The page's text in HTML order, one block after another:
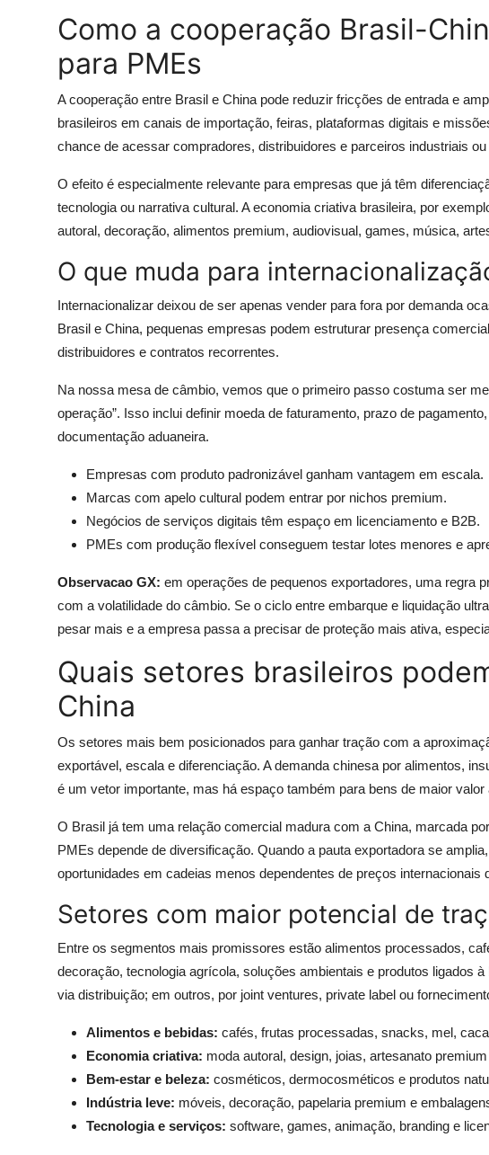
Como a cooperação Brasil-
para PMEs
A cooperação entre Brasil e China pode reduzir fricções de entrada e
brasileiros em canais de importação, feiras, plataformas digitais e
chance de acessar compradores, distribuidores e parceiros industriais
O efeito é especialmente relevante para empresas que já têm
tecnologia ou narrativa cultural. A economia criativa brasileira, por
autoral, decoração, alimentos premium, audiovisual, games, música,
O que muda para
Internacionalizar deixou de ser apenas vender para fora por demanda
Brasil e China, pequenas empresas podem estruturar presença
distribuidores e contratos recorrentes.
Na nossa mesa de câmbio, vemos que o primeiro passo costuma ser
operação”. Isso inclui definir moeda de faturamento, prazo de
documentação aduaneira.
Empresas com produto padronizável ganham vantagem em escala.
Marcas com apelo cultural podem entrar por nichos premium.
Negócios de serviços digitais têm espaço em licenciamento e B2B.
PMEs com produção flexível conseguem testar lotes menores e
Observacao GX: em operações de pequenos exportadores, uma regra
com a volatilidade do câmbio. Se o ciclo entre embarque e liquidação
pesar mais e a empresa passa a precisar de proteção mais ativa,
Quais setores brasileiros
China
Os setores mais bem posicionados para ganhar tração com a
exportável, escala e diferenciação. A demanda chinesa por alimentos,
é um vetor importante, mas há espaço também para bens de maior
O Brasil já tem uma relação comercial madura com a China, marcada
PMEs depende de diversificação. Quando a pauta exportadora se
oportunidades em cadeias menos dependentes de preços internacionais
Setores com maior potencial de
Entre os segmentos mais promissores estão alimentos processados,
decoração, tecnologia agrícola, soluções ambientais e produtos ligados
via distribuição; em outros, por joint ventures, private label ou
Alimentos e bebidas: cafés, frutas processadas, snacks, mel,
Economia criativa: moda autoral, design, joias, artesanato
Bem-estar e beleza: cosméticos, dermocosméticos e produtos
Indústria leve: móveis, decoração, papelaria premium e
Tecnologia e serviços: software, games, animação, branding e